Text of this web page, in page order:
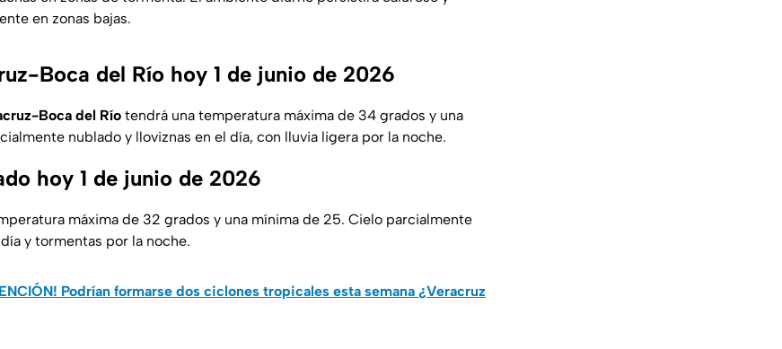
en zonas bajas.
Boca del Río hoy 1 de junio de 2026
Boca del Río tendrá una temperatura máxima de 34 grados y una
nublado y lloviznas en el día, con lluvia ligera por la noche.
hoy 1 de junio de 2026
máxima de 32 grados y una mínima de 25. Cielo parcialmente
y tormentas por la noche.
Podrían formarse dos ciclones tropicales esta semana ¿Veracruz